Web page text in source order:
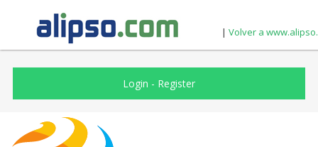
| Volver a
Login - Register